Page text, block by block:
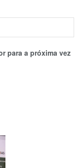
para a próxima vez